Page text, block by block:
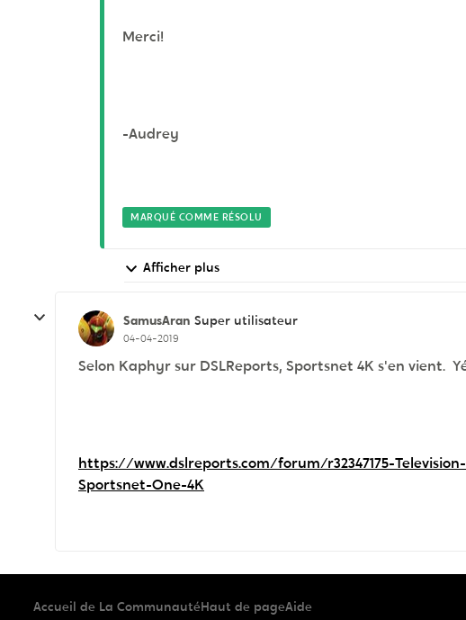
Merci!
-Audrey
MARQUÉ COMME RÉSOLU
Afficher plus
SamusAran Super utilisateur
04-04-2019
Selon Kaphyr sur DSLReports, Sportsnet 4K s'en vient.
https://www.dslreports.com/forum/r32347175-
Sportsnet-One-4K
Accueil de La CommunautéHaut de pageAide